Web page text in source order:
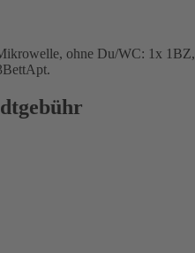
ohne Du/WC: 1x